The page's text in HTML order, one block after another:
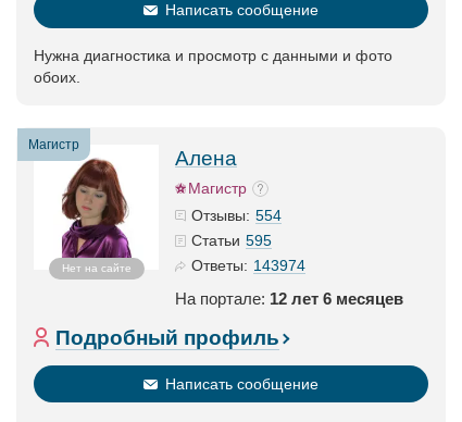
Написать сообщение
Нужна диагностика и просмотр с данными и фото
обоих.
Магистр
Нет на сайте
Алена
Магистр
Отзывы: 554
Статьи 595
Ответы: 143974
На портале: 12 лет 6 месяцев
Подробный профиль
Написать сообщение